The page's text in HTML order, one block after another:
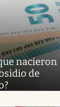
nacieron
de